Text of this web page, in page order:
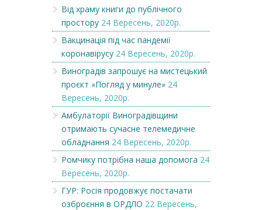
Від храму книги до публічного
простору 24 Вересень, 2020р.
Вакцинація під час пандемії
коронавірусу 24 Вересень, 2020р.
Виноградів запрошує на мистецький
проєкт «Погляд у минуле» 24
Вересень, 2020р.
Амбулаторії Виноградівщини
отримають сучасне телемедичне
обладнання 24 Вересень, 2020р.
Ромчику потрібна наша допомога 24
Вересень, 2020р.
ГУР: Росія продовжує постачати
озброєння в ОРДЛО 22 Вересень,